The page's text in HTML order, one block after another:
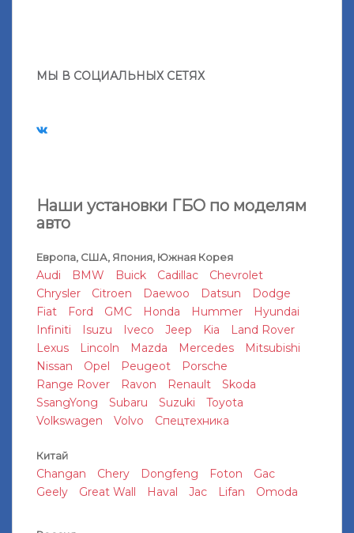
МЫ В СОЦИАЛЬНЫХ СЕТЯХ
Наши установки ГБО по моделям
авто
Европа, США, Япония, Южная Корея
Audi BMW Buick Cadillac
Chevrolet
Chrysler
Citroen Daewoo Datsun
Dodge
Fiat
Ford GMC Honda Hummer
Hyundai
Infiniti
Isuzu Iveco Jeep Kia
Land Rover
Lexus
Lincoln Mazda Mercedes
Mitsubishi
Nissan
Opel Peugeot
Porsche
Range Rover
Ravon Renault
Skoda
SsangYong
Subaru Suzuki
Toyota
Volkswagen
Volvo Спецтехника
Китай
Changan Chery Dongfeng Foton
Gac
Geely
Great Wall Haval Jac Lifan Omoda